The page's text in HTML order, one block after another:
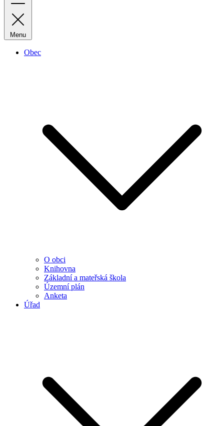
Menu
Obec
O obci
Knihovna
Základní a mateřská škola
Územní plán
Anketa
Úřad